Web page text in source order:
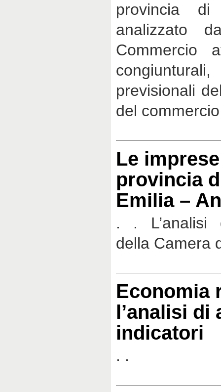
provincia di
analizzato
Commercio
previsionali
del
Le
provincia
Emilia –
. . L’analisi
della Camera
Economia
l’analisi di
indicatori
. .